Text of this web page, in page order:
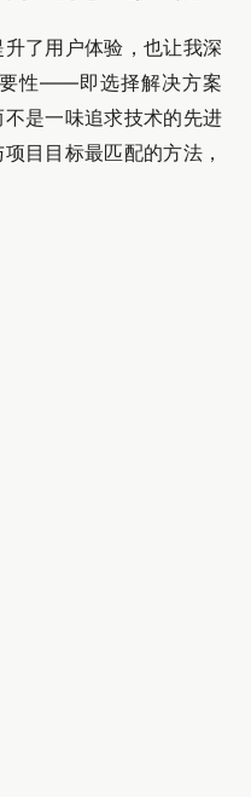
了用户体验，也让我深
性——即选择解决方案
是一味追求技术的先进
目目标最匹配的方法，